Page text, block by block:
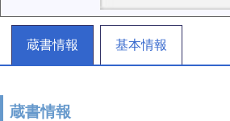
蔵書情報 基本情報
蔵書情報